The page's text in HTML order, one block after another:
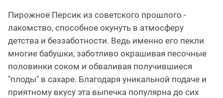
Пирожное Персик из советского прошлого -
лакомство, способное окунуть в атмосферу
детства и беззаботности. Ведь именно его пекли
многие бабушки, заботливо окрашивая песочные
половинки соком и обваливая получившиеся
"плоды" в сахаре. Благодаря уникальной подаче и
приятному вкусу эта выпечка популярна до сих